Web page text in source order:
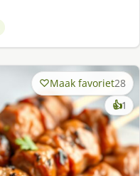
Maak favoriet28
👍1